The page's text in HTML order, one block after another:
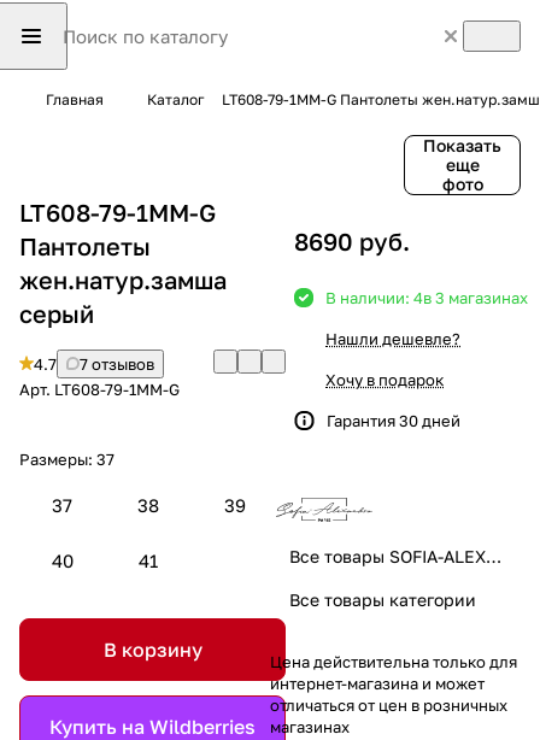
Главная Каталог LT608-79-1MM-G Пантолеты
Показать
еще
фото
LT608-79-1MM-G
Пантолеты
жен.натур.замша
серый
4.7
7 отзывов
Арт. LT608-79-1MM-G
Размеры: 37
37 38 39
40 41
В корзину
Купить на Wildberries
8690 руб.
В наличии: 4в 3 магазинах
Нашли дешевле?
Хочу в подарок
Гарантия 30 дней
Все товары SOFIA-ALEXANDRA
Все товары категории
Цена действительна только для
интернет-магазина и может
отличаться от цен в розничных
магазинах